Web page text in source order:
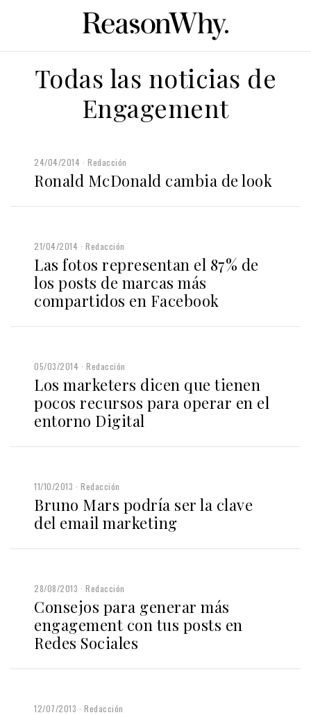
Todas las noticias de
Engagement
24/04/2014 Redacción
Ronald McDonald cambia de look
21/04/2014 Redacción
Las fotos representan el 87% de
los posts de marcas más
compartidos en Facebook
05/03/2014 Redacción
Los marketers dicen que tienen
pocos recursos para operar en el
entorno Digital
11/10/2013 Redacción
Bruno Mars podría ser la clave
del email marketing
28/08/2013 Redacción
Consejos para generar más
engagement con tus posts en
Redes Sociales
12/07/2013 Redacción